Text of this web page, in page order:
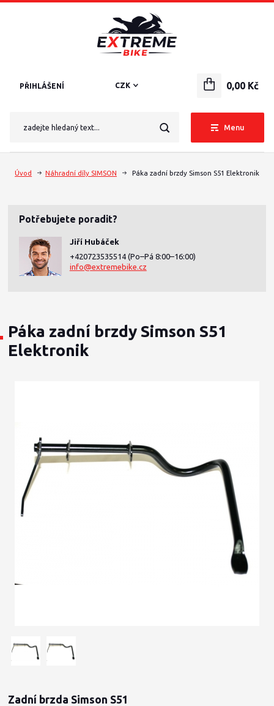
Menu
CZK
PŘIHLÁŠENÍ 0,00 Kč
Úvod Náhradní díly SIMSON Páka zadní brzdy Simson S51 Elektronik
Potřebujete poradit?
Jiří Hubáček
+420723535514 (Po–Pá 8:00–16:00)
info@extremebike.cz
Páka zadní brzdy Simson S51
Elektronik
Zadní brzda Simson S51